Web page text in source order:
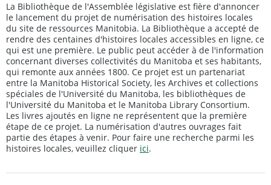
La Bibliothèque de l'Assemblée législative est fière d'annoncer
le lancement du projet de numérisation des histoires locales
du site de ressources Manitobia. La Bibliothèque a accepté de
rendre des centaines d'histoires locales accessibles en ligne, ce
qui est une première. Le public peut accéder à de l'information
concernant diverses collectivités du Manitoba et ses habitants,
qui remonte aux années 1800. Ce projet est un partenariat
entre la Manitoba Historical Society, les Archives et collections
spéciales de l'Université du Manitoba, les bibliothèques de
l'Université du Manitoba et le Manitoba Library Consortium.
Les livres ajoutés en ligne ne représentent que la première
étape de ce projet. La numérisation d'autres ouvrages fait
partie des étapes à venir. Pour faire une recherche parmi les
histoires locales, veuillez cliquer ici.